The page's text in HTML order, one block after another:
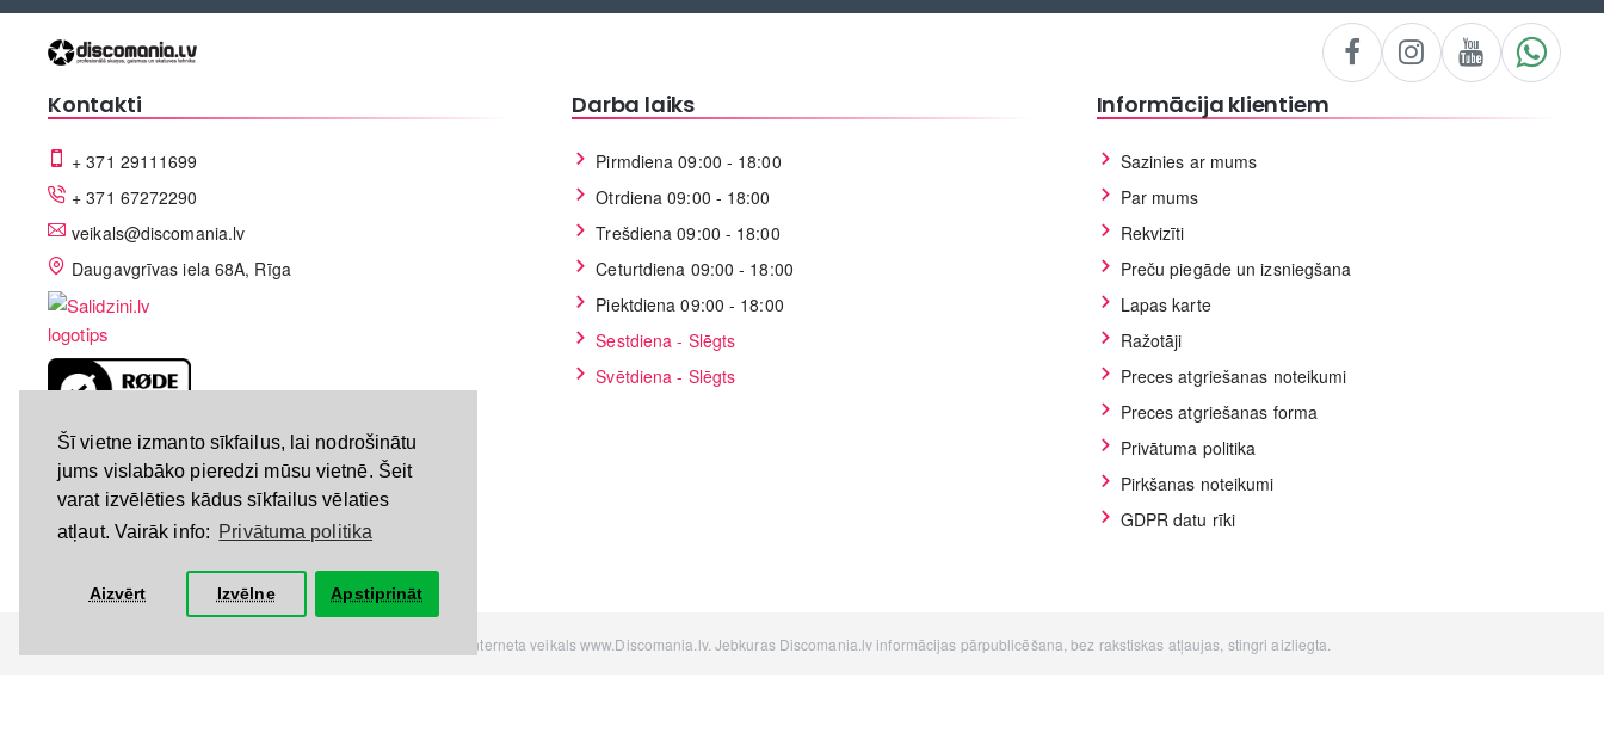
Šī vietne izmanto sīkfailus, lai nodrošinātu
jums vislabāko pieredzi mūsu vietnē. Šeit
varat izvēlēties kādus sīkfailus vēlaties
atļaut. Vairāk info: Privātuma politika
Aizvērt Izvēlne Apstiprināt
Kontakti
+ 371 29111699
+ 371 67272290
veikals@discomania.lv
Daugavgrīvas iela 68A, Rīga
LV-A58C07DF
Darba laiks
Pirmdiena 09:00 - 18:00
Otrdiena 09:00 - 18:00
Trešdiena 09:00 - 18:00
Ceturtdiena 09:00 - 18:00
Piektdiena 09:00 - 18:00
Sestdiena - Slēgts
Svētdiena - Slēgts
Informācija klientiem
Sazinies ar mums
Par mums
Rekvizīti
Preču piegāde un izsniegšana
Lapas karte
Ražotāji
Preces atgriešanas noteikumi
Preces atgriešanas forma
Privātuma politika
Pirkšanas noteikumi
GDPR datu rīki
Visas tiesības rezervētas. Interneta veikals www.Discomania.lv. Jebkuras Discomania.lv informācijas pārpublicēšana, bez rakstiskas atļaujas, stingri aizliegta.